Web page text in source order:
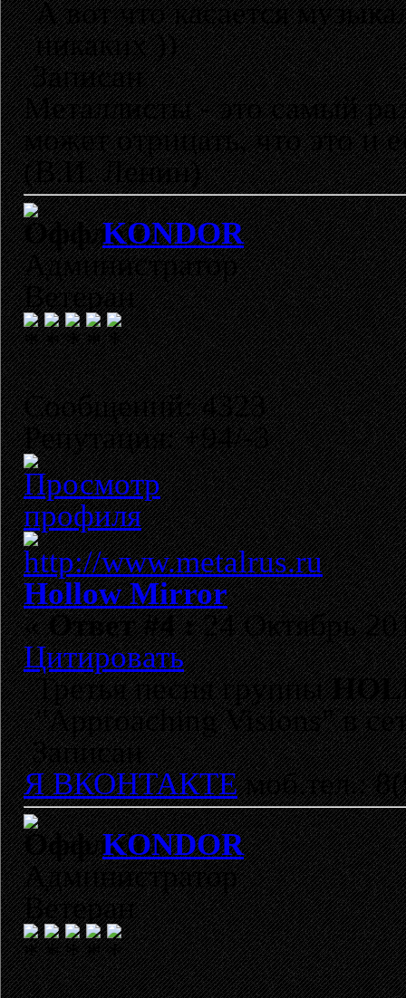
А вот что касается
никаких ))
Записан
Металлисты - это самый
может отрицать, что это и
(В.И. Ленин)
KONDOR
Администратор
Ветеран
Сообщений: 4323
Репутация: +94/-3
Hollow Mirror
«Ответ #4 :24 Октябрь
Цитировать
Третья песня группы
"Approaching Visions" в
Записан
Я ВКОНТАКТЕмоб.тел.:
KONDOR
Администратор
Ветеран